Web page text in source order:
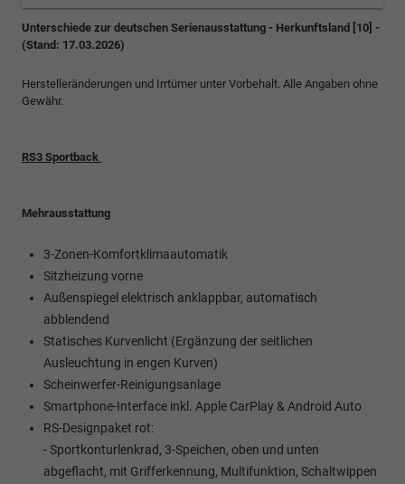
Unterschiede zur deutschen Serienausstattung - Herkunftsland [10] -
(Stand: 17.03.2026)
Herstelleränderungen und Irrtümer unter Vorbehalt. Alle Angaben ohne
Gewähr.
RS3 Sportback
Mehrausstattung
3-Zonen-Komfortklimaautomatik
Sitzheizung vorne
Außenspiegel elektrisch anklappbar, automatisch
abblendend
Statisches Kurvenlicht (Ergänzung der seitlichen
Ausleuchtung in engen Kurven)
Scheinwerfer-Reinigungsanlage
Smartphone-Interface inkl. Apple CarPlay & Android Auto
RS-Designpaket rot:
- Sportkonturlenkrad, 3-Speichen, oben und unten
abgeflacht, mit Grifferkennung, Multifunktion, Schaltwippen